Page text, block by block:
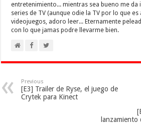
entretenimiento... mientras sea bueno me da
series de TV (aunque odie la TV por lo que
videojuegos, adoro leer... Eternamente
con lo que jamas podre llevarme bien.
Previous
[E3] Trailer de Ryse, el juego de
Crytek para Kinect